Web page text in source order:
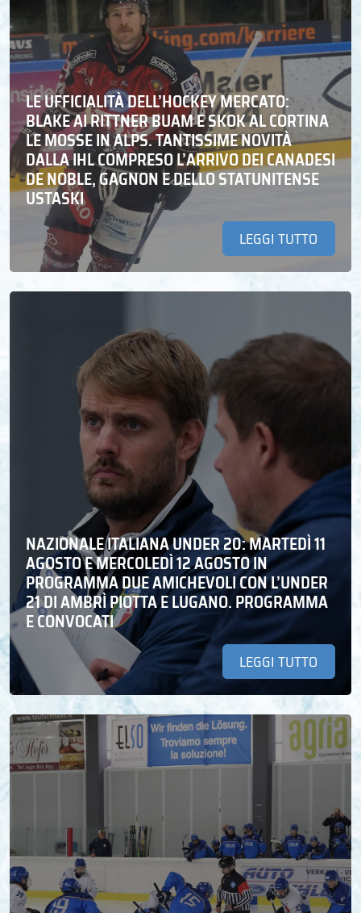
LE UFFICIALITÀ DELL’HOCKEY MERCATO:
BLAKE AI RITTNER BUAM E SKOK AL CORTINA
LE MOSSE IN ALPS. TANTISSIME NOVITÀ
DALLA IHL COMPRESO L’ARRIVO DEI CANADESI
DE NOBLE, GAGNON E DELLO STATUNITENSE
USTASKI
LEGGI TUTTO
NAZIONALE ITALIANA UNDER 20: MARTEDÌ 11
AGOSTO E MERCOLEDÌ 12 AGOSTO IN
PROGRAMMA DUE AMICHEVOLI CON L’UNDER
21 DI AMBRÌ PIOTTA E LUGANO. PROGRAMMA
E CONVOCATI
LEGGI TUTTO